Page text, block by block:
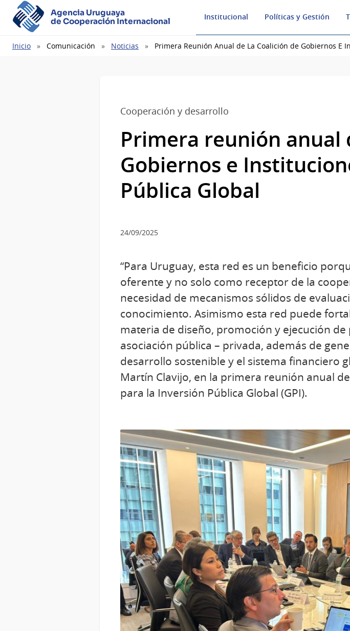
Agencia Uruguaya
de Cooperación Internacional
Institucional Políticas y Gestión
Ruta
Inicio Comunicación Noticias Primera Reunión Anual de La Coalición de Gobiernos E
Cooperación y desarrollo
Primera reunión anual
Gobiernos e
Pública Global
24/09/2025
“Para Uruguay, esta red es un beneficio
oferente y no solo como receptor de la
necesidad de mecanismos sólidos de
conocimiento. Asimismo esta red puede
materia de diseño, promoción y ejecución
asociación pública – privada, además de
desarrollo sostenible y el sistema financiero
Martín Clavijo, en la primera reunión anual
para la Inversión Pública Global (GPI).